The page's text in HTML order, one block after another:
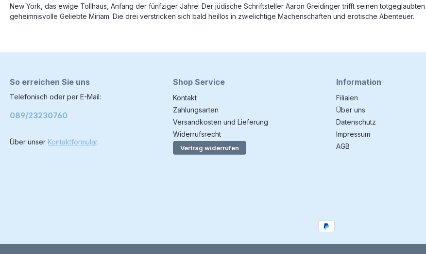
New York, das ewige Tollhaus, Anfang der fünfziger Jahre: Der jüdische Schriftsteller Aaron Greidinger trifft seinen
geheimnisvolle Geliebte Miriam. Die drei verstricken sich bald heillos in zwielichtige Machenschaften und erotische Abenteuer.
So erreichen Sie uns
Telefonisch oder per E-Mail:
089/23230760
Über unser Kontaktformular.
Shop Service
Kontakt
Zahlungsarten
Versandkosten und Lieferung
Widerrufsrecht
Vertrag widerrufen
Information
Filialen
Über uns
Datenschutz
Impressum
AGB